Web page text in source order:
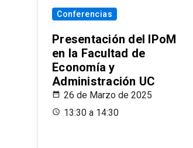
Conferencias
Presentación del IPoM
en la Facultad de
Economía y
Administración UC
26 de Marzo de 2025
13:30 a 14:30